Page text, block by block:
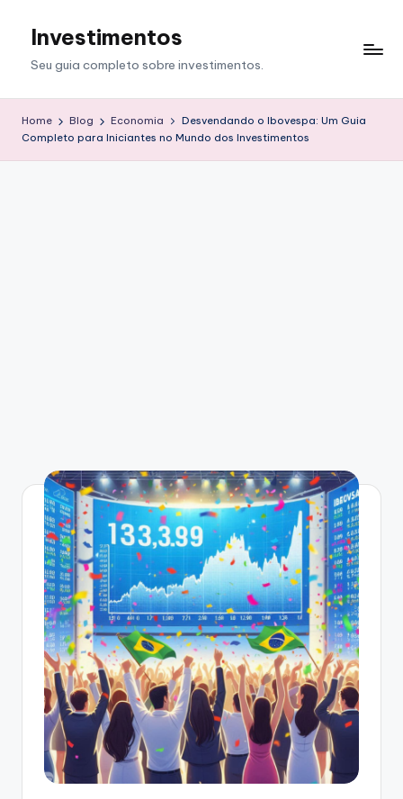
Investimentos
Seu guia completo sobre investimentos.
Home Blog Economia
Desvendando o Ibovespa: Um Guia
Completo para Iniciantes no Mundo dos Investimentos